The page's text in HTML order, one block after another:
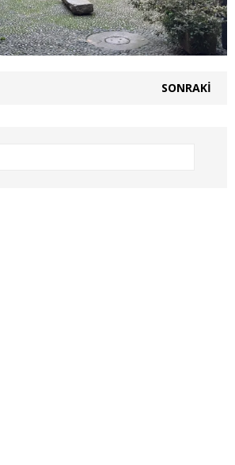
SONRAKI